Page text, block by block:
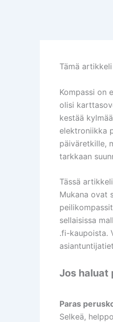
Tämä
Kompassi on
olisi
kestää
elektroniikka
päiväretkille,
tarkkaan
Tässä
Mukana ovat
sellaisissa
.fi-kaupoista.
Jos haluat
Paras
Selkeä,